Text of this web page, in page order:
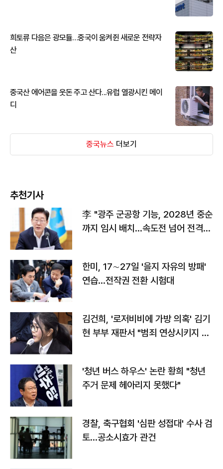
희토류 다음은 광모듈…중국이 움켜쥔 새로운 전략자
산
중국산 에어콘을 웃돈 주고 산다...유럽 열광시킨 메이
디
중국뉴스 더보기
추천기사
李 "광주 군공항 기능, 2028년 중순
까지 임시 배치…속도전 넘어 전격
한미, 17∼27일 '을지 자유의 방패'
연습…전작권 전환 시험대
김건희, '로저비비에 가방 의혹' 김기
현 부부 재판서 "범죄 연상시키지 말
'청년 버스 하우스' 논란 황희 "청년
주거 문제 헤아리지 못했다"
경찰, 축구협회 '심판 성접대' 수사 검
토…공소시효가 관건